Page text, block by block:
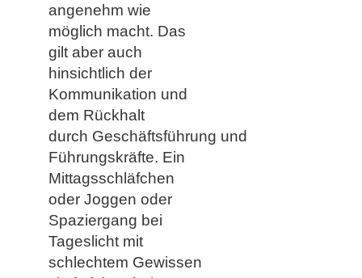
angenehm wie
möglich macht. Das
gilt aber auch
hinsichtlich der
Kommunikation und
dem Rückhalt
durch Geschäftsführung und
Führungskräfte. ​​Ein
Mittagsschläfchen
oder Joggen oder
Spaziergang bei
Tageslicht mit
schlechtem Gewissen